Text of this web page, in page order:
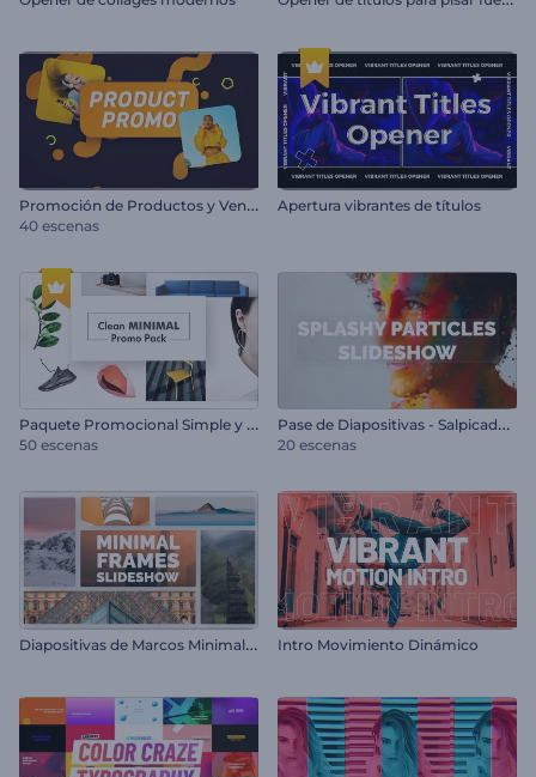
P
romoción de Productos y Ventas al por Menor
40 escenas
Apertura vibrantes de títulos
P
aquete Promocional Simple y Minimalista
50 escenas
P
ase de Diapositivas - Salpicadura de Partículas
20 escenas
D
iapositivas de Marcos Minimalistas Intro Movimiento Dinámico